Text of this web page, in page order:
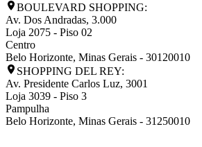
BOULEVARD SHOPPING:
Av. Dos Andradas, 3.000
Loja 2075 - Piso 02
Centro
Belo Horizonte, Minas Gerais - 30120010
SHOPPING DEL REY:
Av. Presidente Carlos Luz, 3001
Loja 3039 - Piso 3
Pampulha
Belo Horizonte, Minas Gerais - 31250010